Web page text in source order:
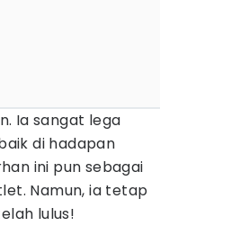
Ia sangat lega
di hadapan
ini pun sebagai
Namun, ia tetap
lulus!